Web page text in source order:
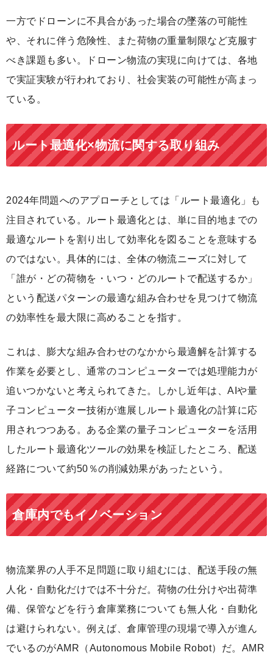
一方でドローンに不具合があった場合の墜落の可能性
や、それに伴う危険性、また荷物の重量制限など克服す
べき課題も多い。ドローン物流の実現に向けては、各地
で実証実験が行われており、社会実装の可能性が高まっ
ている。
ルート最適化×物流に関する取り組み
2024年問題へのアプローチとしては「ルート最適化」も
注目されている。ルート最適化とは、単に目的地までの
最適なルートを割り出して効率化を図ることを意味する
のではない。具体的には、全体の物流ニーズに対して
「誰が・どの荷物を・いつ・どのルートで配送するか」
という配送パターンの最適な組み合わせを見つけて物流
の効率性を最大限に高めることを指す。
これは、膨大な組み合わせのなかから最適解を計算する
作業を必要とし、通常のコンピューターでは処理能力が
追いつかないと考えられてきた。しかし近年は、AIや量
子コンピューター技術が進展しルート最適化の計算に応
用されつつある。ある企業の量子コンピューターを活用
したルート最適化ツールの効果を検証したところ、配送
経路について約50％の削減効果があったという。
倉庫内でもイノベーション
物流業界の人手不足問題に取り組むには、配送手段の無
人化・自動化だけでは不十分だ。荷物の仕分けや出荷準
備、保管などを行う倉庫業務についても無人化・自動化
は避けられない。例えば、倉庫管理の現場で導入が進ん
でいるのがAMR（Autonomous Mobile Robot）だ。AMR